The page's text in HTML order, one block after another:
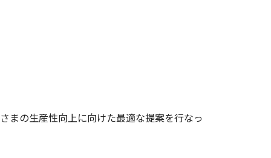
まの生産性向上に向けた最適な提案を行なっ